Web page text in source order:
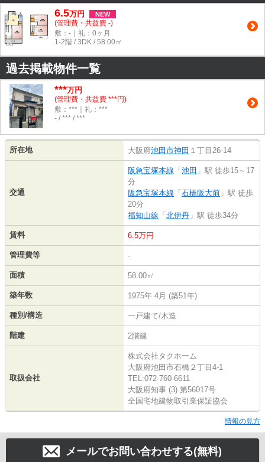
6.5万円 NEW
(管理費・共益費 -)
敷：-｜礼：0ヶ月
1-2階 / 3DK / 58.00㎡
過去掲載物件一覧
***万円
(管理費・共益費 ***円)
敷：***｜礼：***
- / *** / ***
所在地 大阪府池田市神田 １丁目26-14
交通
阪急宝塚本線 「 池田 」駅 徒歩15～17
分
阪急宝塚本線 「 石橋阪大前 」駅 徒歩
20分
福知山線 「 北伊丹 」駅 徒歩34分
賃料 6.5万円
管理費等 -
面積 58.00㎡
築年数 1975年 4月 (築51年)
種別/構造 一戸建て/木造
階建 2階建
取扱会社
株式会社タクホーム
大阪府池田市石橋２丁目4-1
TEL:072-760-6611
大阪府知事 (3) 第56017号
全国宅地建物取引業保証協会
情報の見方
メールでお問い合わせする(無料)